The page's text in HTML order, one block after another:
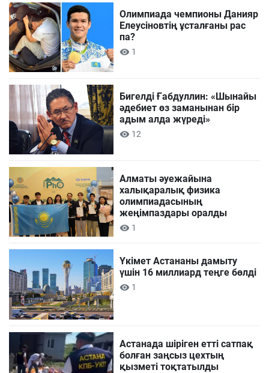
Олимпиада чемпионы Данияр
Елеусіновтің ұсталғаны рас
па?
1
Бигелді Ғабдуллин: «Шынайы
әдебиет өз заманынан бір
адым алда жүреді»
12
Алматы әуежайына
халықаралық физика
олимпиадасының
жеңімпаздары оралды
1
Үкімет Астананы дамыту
үшін 16 миллиард теңге бөлді
1
Астанада шіріген етті сатпақ
болған заңсыз цехтың
қызметі тоқтатылды